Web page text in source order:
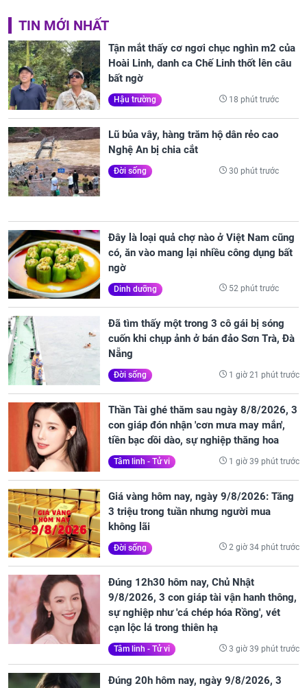
TIN MỚI NHẤT
Tận mắt thấy cơ ngơi chục nghìn m2 của
Hoài Linh, danh ca Chế Linh thốt lên câu
bất ngờ
Hậu trường 18 phút trước
Lũ bủa vây, hàng trăm hộ dân rẻo cao
Nghệ An bị chia cắt
Đời sống 30 phút trước
Đây là loại quả chợ nào ở Việt Nam cũng
có, ăn vào mang lại nhiều công dụng bất
ngờ
Dinh dưỡng 52 phút trước
Đã tìm thấy một trong 3 cô gái bị sóng
cuốn khi chụp ảnh ở bán đảo Sơn Trà, Đà
Nẵng
Đời sống 1 giờ 21 phút trước
Thần Tài ghé thăm sau ngày 8/8/2026, 3
con giáp đón nhận 'cơn mưa may mắn',
tiền bạc dồi dào, sự nghiệp thăng hoa
Tâm linh - Tử vi 1 giờ 39 phút trước
Giá vàng hôm nay, ngày 9/8/2026: Tăng
3 triệu trong tuần nhưng người mua
không lãi
Đời sống 2 giờ 34 phút trước
Đúng 12h30 hôm nay, Chủ Nhật
9/8/2026, 3 con giáp tài vận hanh thông,
sự nghiệp như 'cá chép hóa Rồng', vét
cạn lộc lá trong thiên hạ
Tâm linh - Tử vi 3 giờ 39 phút trước
Đúng 20h hôm nay, ngày 9/8/2026, 3